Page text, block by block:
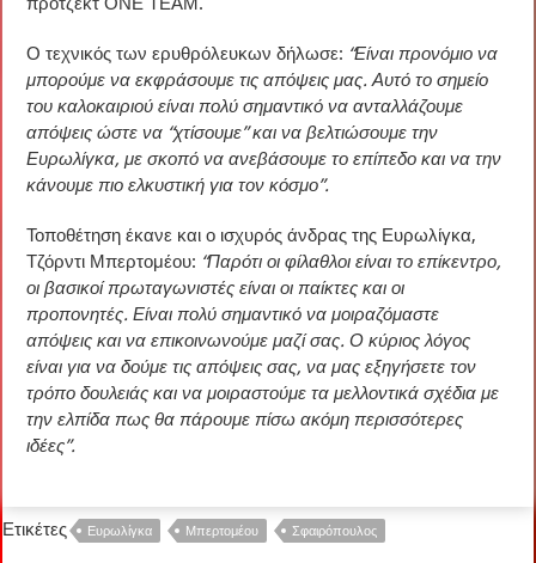
Ο τεχνικός των ερυθρόλευκων δήλωσε: “Είναι προνόμιο να
μπορούμε να εκφράσουμε τις απόψεις μας. Αυτό το σημείο
του καλοκαιριού είναι πολύ σημαντικό να ανταλλάζουμε
απόψεις ώστε να “χτίσουμε” και να βελτιώσουμε την
Ευρωλίγκα, με σκοπό να ανεβάσουμε το επίπεδο και να την
κάνουμε πιο ελκυστική για τον κόσμο”.
Τοποθέτηση έκανε και ο ισχυρός άνδρας της Ευρωλίγκα,
Τζόρντι Μπερτομέου: “Παρότι οι φίλαθλοι είναι το επίκεντρο,
οι βασικοί πρωταγωνιστές είναι οι παίκτες και οι
προπονητές. Είναι πολύ σημαντικό να μοιραζόμαστε
απόψεις και να επικοινωνούμε μαζί σας. Ο κύριος λόγος
είναι για να δούμε τις απόψεις σας, να μας εξηγήσετε τον
τρόπο δουλειάς και να μοιραστούμε τα μελλοντικά σχέδια με
την ελπίδα πως θα πάρουμε πίσω ακόμη περισσότερες
ιδέες”.
Ετικέτες Ευρωλίγκα Μπερτομέου Σφαιρόπουλος